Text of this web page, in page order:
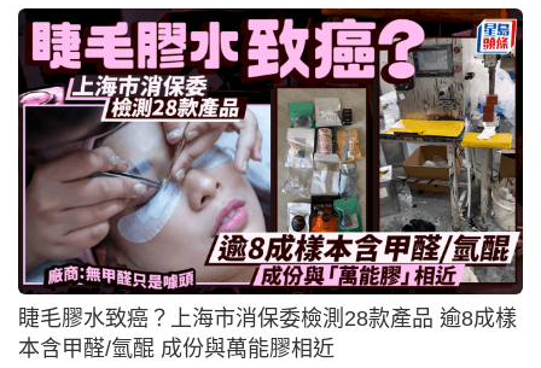
睫毛膠水致癌？上海市消保委檢測28款產品 逾8成樣
本含甲醛/氫醌 成份與萬能膠相近